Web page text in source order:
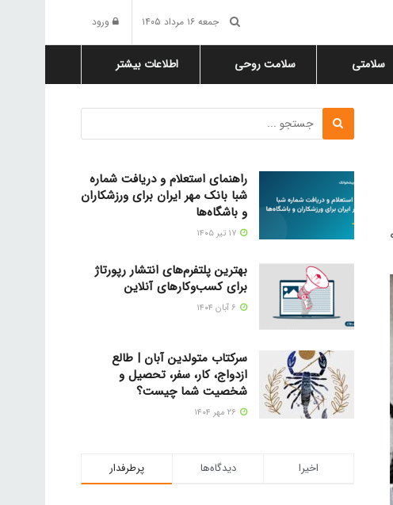
جمعه ۱۶ مرداد ۱۴۰۵ ورود
سلامتی سلامت روحی اطلاعات بیشتر
راهنمای استعلام و دریافت شماره
شبا بانک مهر ایران برای ورزشکاران
و باشگاه‌ها
بهترین پلتفرم‌های انتشار رپورتاژ
برای کسب‌وکارهای آنلاین
سرکتاب متولدین آبان | طالع
ازدواج، کار، سفر، تحصیل و
شخصیت شما چیست؟
پرطرفدار دیدگاه‌ها اخیرا